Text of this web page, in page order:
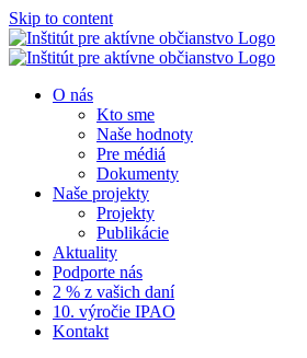
Skip to content
O nás
Kto sme
Naše hodnoty
Pre médiá
Dokumenty
Naše projekty
Projekty
Publikácie
Aktuality
Podporte nás
2 % z vašich daní
10. výročie IPAO
Kontakt